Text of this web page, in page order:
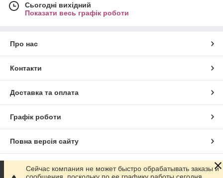
Сьогодні вихідний
Показати весь графік роботи
Про нас
Контакти
Доставка та оплата
Графік роботи
Повна версія сайту
Сайт створено на маркетплейсі Prom.ua
Сейчас компания не может быстро обрабатывать заказы и